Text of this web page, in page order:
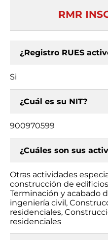
RMR
¿Registro RUES
Si
¿Cuál es su NIT?
900970599
¿Cuáles son sus
Otras actividades
construcción de
Terminación y acabado
ingeniería civil,
residenciales,
residenciales